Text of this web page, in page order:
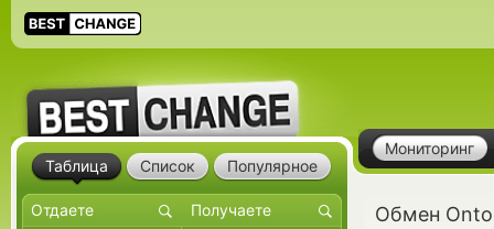
Мониторинг
Обмен
Таблица Список Популярное